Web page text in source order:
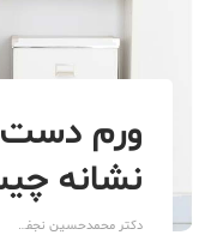
ورم دست
نشانه
دکتر محمدحسین نجفی